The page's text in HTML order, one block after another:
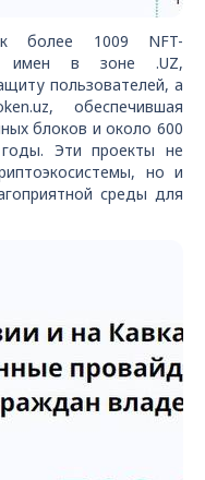
более 1009 NFT-
имен в зоне .UZ,
пользователей, а
обеспечившая
блоков и около 600
Эти проекты не
но и
среды для